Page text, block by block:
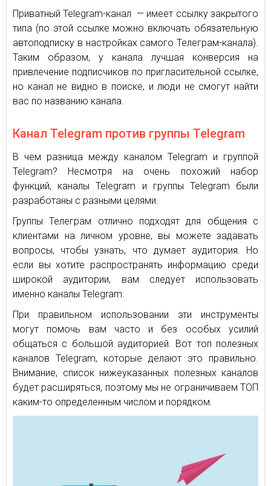
Приватный Telegram-канал — имеет ссылку закрытого
типа (по этой ссылке можно включать обязательную
автоподписку в настройках самого Телеграм-канала).
Таким образом, у канала лучшая конверсия на
привлечение подписчиков по пригласительной ссылке,
но канал не видно в поиске, и люди не смогут найти
вас по названию канала.
Канал Telegram против группы Telegram
В чем разница между каналом Telegram и группой
Telegram? Несмотря на очень похожий набор
функций, каналы Telegram и группы Telegram были
разработаны с разными целями.
Группы Телеграм отлично подходят для общения с
клиентами на личном уровне, вы можете задавать
вопросы, чтобы узнать, что думает аудитория. Но
если вы хотите распространять информацию среди
широкой аудитории, вам следует использовать
именно каналы Telegram.
При правильном использовании эти инструменты
могут помочь вам часто и без особых усилий
общаться с большой аудиторией. Вот топ полезных
каналов Telegram, которые делают это правильно.
Внимание, список нижеуказанных полезных каналов
будет расширяться, поэтому мы не ограничиваем ТОП
каким-то определенным числом и порядком.